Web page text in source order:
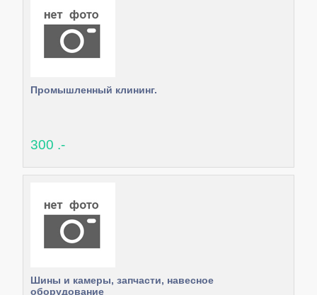
Промышленный клининг.
300 .-
Шины и камеры, запчасти, навесное
оборудование